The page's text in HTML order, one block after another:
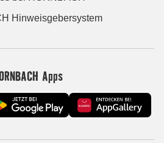
Hinweisgebersystem
Apps